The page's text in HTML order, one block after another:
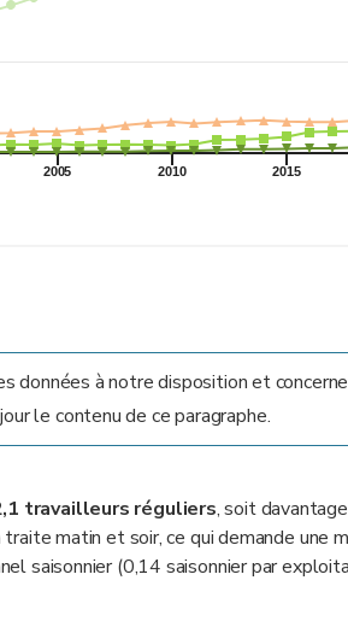
2005 2010 2015
à notre disposition et
le contenu de ce paragraphe.
travailleurs réguliers, soit
matin et soir, ce qui demande une
saisonnier (0,14 saisonnier par